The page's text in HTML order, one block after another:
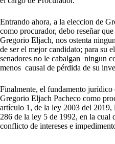
Entrando ahora, a la eleccion de
como procurador, debo reseñar
Gregorio Eljach, nos ostenta
de ser el mejor candidato; para su
senadores no le cabalgan ningun
menos causal de pérdida de su
Finalmente, el fundamento
Gregorio Eljach Pacheco como
artículo 1, de la ley 2003 del
286 de la ley 5 de 1992, en la cual
conflicto de intereses e